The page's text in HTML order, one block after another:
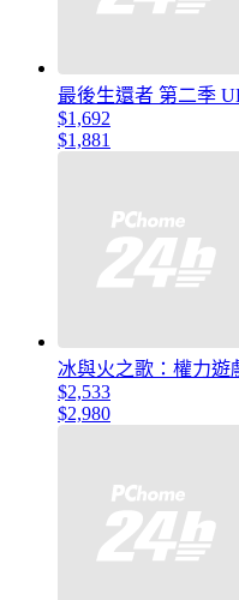
最後生還者 第二季
$1,692
$1,881
冰與火之歌：權力遊
$2,533
$2,980